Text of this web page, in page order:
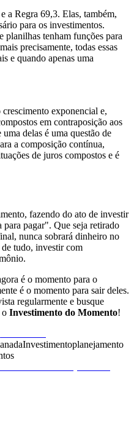
a Regra 69,3. Elas, também,
para os investimentos.
planilhas tenham funções para
precisamente, todas essas
e quando apenas uma
crescimento exponencial e,
em contraposição aos
delas é uma questão de
a composição contínua,
de juros compostos e é
fazendo do ato de investir
pagar". Que seja retirado
nunca sobrará dinheiro no
tudo, investir com
é o momento para o
é o momento para sair deles.
regularmente e busque
o Investimento do Momento!
Investimentoplanejamento